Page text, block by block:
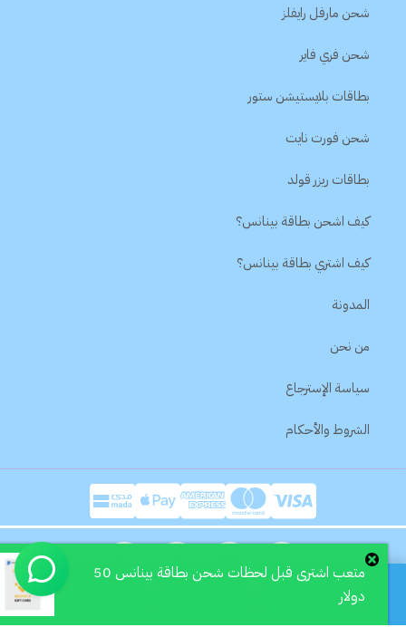
شحن مارفل رايفلز
شحن فري فاير
بطاقات بلايستيشن ستور
شحن فورت نايت
بطاقات ريزر قولد
كيف اشحن بطاقة بينانس؟
كيف اشتري بطاقة بينانس؟
المدونة
من نحن
سياسة الإسترجاع
الشروط والأحكام
I
n
t
X
-
w الرئيسية
0
متعب اشترى قبل لحظات
شحن بطاقة بينانس 50
دولار